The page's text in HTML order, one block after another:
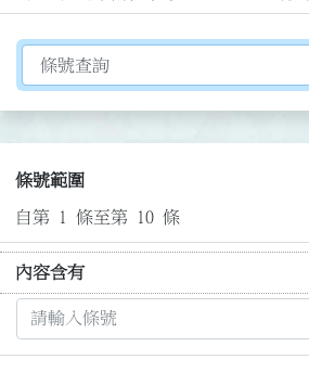
切換選擇法規資訊內容
條號範圍
自第 1 條至第 10 條
內容含有